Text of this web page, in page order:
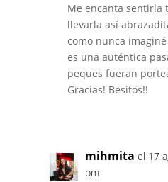
Me encanta sentirla
llevarla así
como nunca
es una auténtica
peques fueran
Gracias! Besitos!!
mihmita el 17
pm